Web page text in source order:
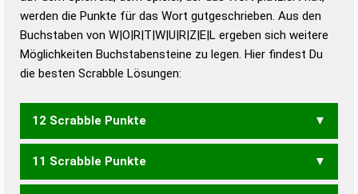
Deutsch
Duden – Die deutsche Grammatik
Duden – Deutsches
Universalwörterbuch
werden die Punkte für das Wort gutgeschrieben. Aus den
Buchstaben von W|O|R|T|W|U|R|Z|E|L ergeben sich weitere
Möglichkeiten Buchstabensteine zu legen. Hier findest Du
die besten Scrabble Lösungen:
12 Scrabble Punkte
WURZELT
11 Scrabble Punkte